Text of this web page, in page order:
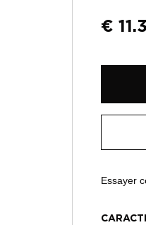
€
Essayer